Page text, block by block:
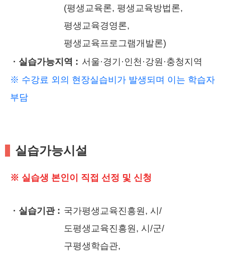
(평생교육론, 평생교육방법론,
평생교육경영론,
평생교육프로그램개발론)
· 실습가능지역 : 서울·경기·인천·강원·충청지역
※ 수강료 외의 현장실습비가 발생되며 이는 학습자
부담
실습가능시설
※ 실습생 본인이 직접 선정 및 신청
· 실습기관 : 국가평생교육진흥원, 시/
도평생교육진흥원, 시/군/
구평생학습관,